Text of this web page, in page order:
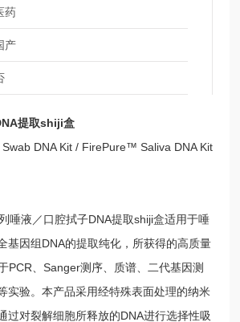
药
产
提取shiji盒
DNA Kit / FirePure™ Saliva DNA Kit
液／口腔拭子DNA提取shiji盒适用于唾
基因组DNA的提取纯化，所获得的高质量
PCR、Sanger测序、质谱、二代基因测
实验。本产品采用经特殊表面处理的纳米
过对裂解细胞所释放的DNA进行选择性吸